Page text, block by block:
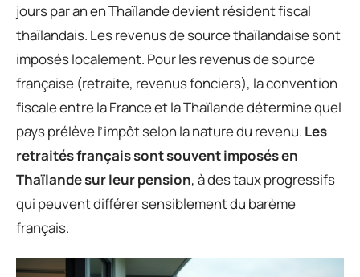
jours par an en Thaïlande devient résident fiscal
thaïlandais. Les revenus de source thaïlandaise sont
imposés localement. Pour les revenus de source
française (retraite, revenus fonciers), la convention
fiscale entre la France et la Thaïlande détermine quel
pays prélève l’impôt selon la nature du revenu. Les
retraités français sont souvent imposés en
Thaïlande sur leur pension, à des taux progressifs
qui peuvent différer sensiblement du barème
français.